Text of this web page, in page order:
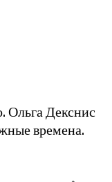
Ольга Декснис
времена.